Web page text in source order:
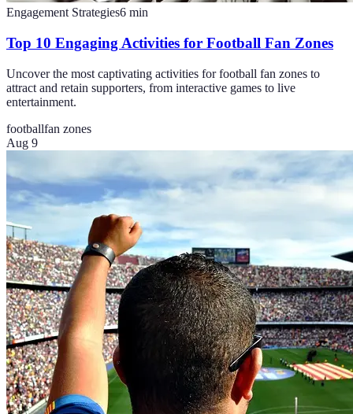
Engagement Strategies6 min
Top 10 Engaging Activities for Football Fan Zones
Uncover the most captivating activities for football fan zones to
attract and retain supporters, from interactive games to live
entertainment.
footballfan zones
Aug 9